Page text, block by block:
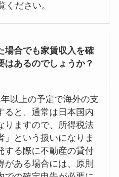
ください。
場合でも家賃収入を確
はあるのでしょうか？
以上の予定で海外の支
ると、通常は日本国内
りますので、所得税法
」という扱いになりま
する際に不動産の貸付
がある場合には、原則